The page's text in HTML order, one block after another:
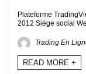
Plateforme
2012 Siège social
Trading En
READ MORE +